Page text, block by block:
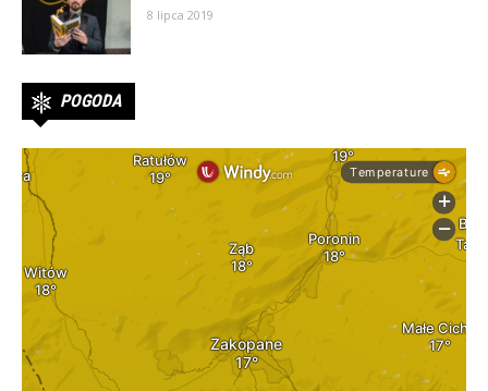
8 lipca 2019
POGODA